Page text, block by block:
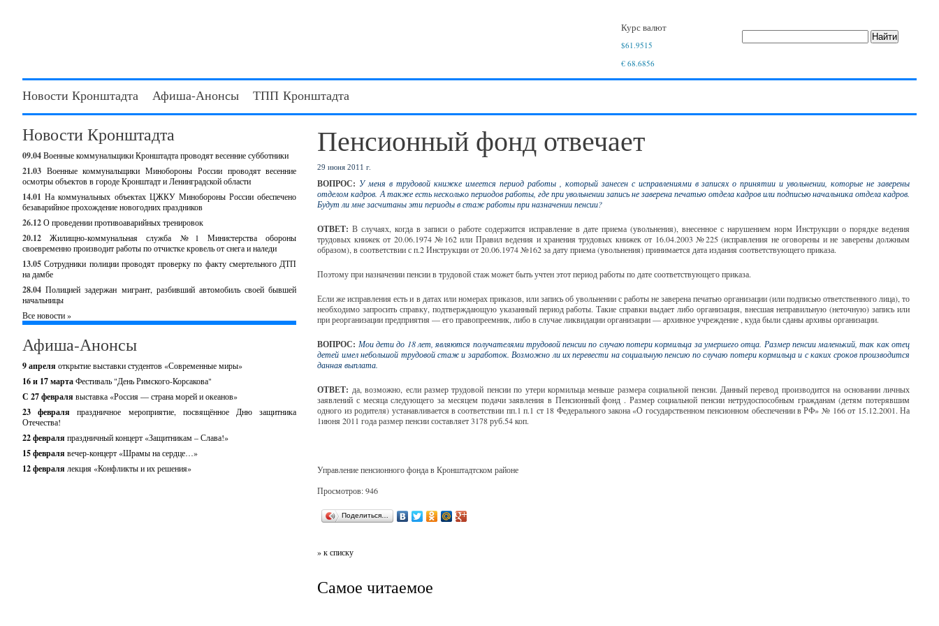
Курс валют
$61.9515
€ 68.6856
Новости Кронштадта Афиша-Анонсы ТПП Кронштадта
Новости Кронштадта
09.04Военные коммунальщики Кронштадта проводят весенние субботники
21.03 Военные коммунальщики Минобороны России проводят весенние
осмотры объектов в городе Кронштадт и Ленинградской области
14.01 На коммунальных объектах ЦЖКУ Минобороны России обеспечено
безаварийное прохождение новогодних праздников
26.12О проведении противоаварийных тренировок
20.12
Жилищно-коммунальная служба №1 Министерства обороны
своевременно производит работы по отчистке кровель от снега и наледи
13.05 Сотрудники полиции проводят проверку по факту смертельного ДТП
на дамбе
28.04 Полицией задержан мигрант, разбивший автомобиль своей бывшей
начальницы
Все новости »
Афиша-Анонсы
9 апреля открытие выставки студентов «Современные миры»
16 и 17 мартаФестиваль "День Римского-Корсакова"
С 27 февраля выставка «Россия — страна морей и океанов»
23 февраляпраздничное мероприятие, посвящённое Дню защитника
Отечества!
22 февраля праздничный концерт «Защитникам – Слава!»
15 февраля вечер-концерт «Шрамы на сердце…»
12 февраля лекция «Конфликты и их решения»
Пенсионный фонд отвечает
29 июня 2011 г.
ВОПРОС: У меня в трудовой книжке имеется период работы , который занесен с исправлениями в записях о принятии и увольнении, которые не заверены
отделом кадров. А также есть несколько периодов работы, где при увольнении запись не заверена печатью отдела кадров или подписью начальника отдела кадров.
Будут ли мне засчитаны эти периоды в стаж работы при назначении пенсии?
ОТВЕТ: В случаях, когда в записи о работе содержится исправление в дате приема (увольнения), внесенное с нарушением норм Инструкции о порядке ведения
трудовых книжек от 20.06.1974 №162 или Правил ведения и хранения трудовых книжек от 16.04.2003 №225 (исправления не оговорены и не заверены должным
образом), в соответствии с п.2 Инструкции от 20.06.1974 №162 за дату приема (увольнения) принимается дата издания соответствующего приказа.
Поэтому при назначении пенсии в трудовой стаж может быть учтен этот период работы по дате соответствующего приказа.
Если же исправления есть и в датах или номерах приказов, или запись об увольнении с работы не заверена печатью организации (или подписью ответственного лица), то
необходимо запросить справку, подтверждающую указанный период работы. Такие справки выдает либо организация, внесшая неправильную (неточную) запись или
при реорганизации предприятия — его правопреемник, либо в случае ликвидации организации — архивное учреждение , куда были сданы архивы организации.
ВОПРОС: Мои дети до 18 лет, являются получателями трудовой пенсии по случаю потери кормильца за умершего отца. Размер пенсии маленький, так как отец
детей имел небольшой трудовой стаж и заработок. Возможно ли их перевести на социальную пенсию по случаю потери кормильца и с каких сроков производится
данная выплата.
ОТВЕТ: да, возможно, если размер трудовой пенсии по утери кормильца меньше размера социальной пенсии. Данный перевод производится на основании личных
заявлений с месяца следующего за месяцем подачи заявления в Пенсионный фонд . Размер социальной пенсии нетрудоспособным гражданам (детям потерявшим
одного из родителя) устанавливается в соответствии пп.1 п.1 ст 18 Федерального закона «О государственном пенсионном обеспечении в РФ» № 166 от 15.12.2001. На
1июня 2011 года размер пенсии составляет 3178 руб.54 коп.
Управление пенсионного фонда в Кронштадтском районе
Просмотров: 946
Поделиться…
» к списку
Самое читаемое